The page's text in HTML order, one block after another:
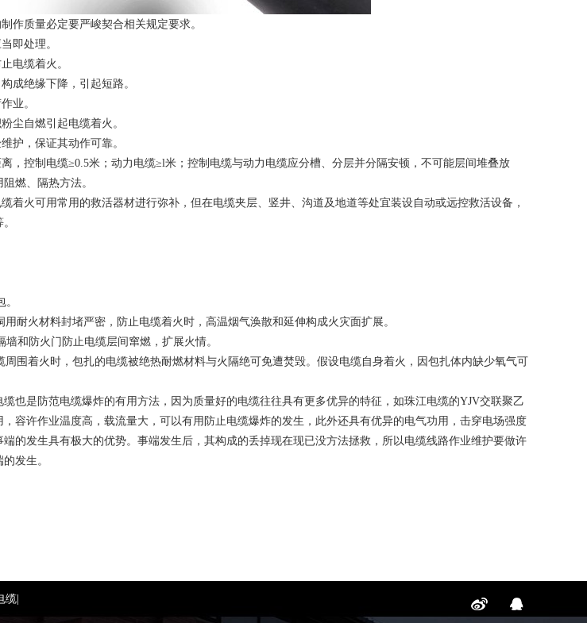
作质量必定要严峻契合相关规定要求。
即处理。
电缆着火。
成绝缘下降，引起短路。
业。
尘自燃引起电缆着火。
护，保证其动作可靠。
，控制电缆≥0.5米；动力电缆≥l米；控制电缆与动力电缆应分槽、分层并分隔安顿，不可能层间堆叠放
燃、隔热方法。
着火可用常用的救活器材进行弥补，但在电缆夹层、竖井、沟道及地道等处宜装设自动或远控救活设备，
耐火材料封堵严密，防止电缆着火时，高温烟气涣散和延伸构成火灾面扩展。
和防火门防止电缆层间窜燃，扩展火情。
围着火时，包扎的电缆被绝热耐燃材料与火隔绝可免遭焚毁。假设电缆自身着火，因包扎体内缺少氧气可
也是防范电缆爆炸的有用方法，因为质量好的电缆往往具有更多优异的特征，如珠江电缆的YJV交联聚乙
容许作业温度高，载流量大，可以有用防止电缆爆炸的发生，此外还具有优异的电气功用，击穿电场强度
的发生具有极大的优势。事端发生后，其构成的丢掉现在现已没方法拯救，所以电缆线路作业维护要做许
发生。
缆|